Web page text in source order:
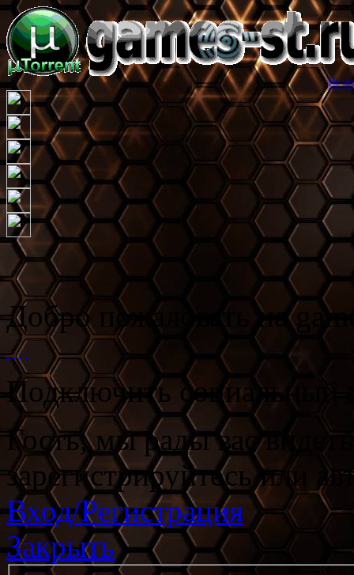
Игровой
Добро пожаловать на
Подключить социальный
Гость, мы рады вас
зарегистрируйтесь или
Вход/Регистрация
Закрыть